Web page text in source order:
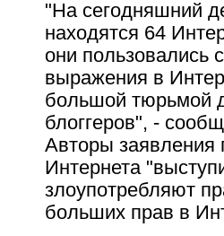
"На сегодняшний
находятся 64
они пользовались
выражения в
большой тюрьмой
блоггеров", -
Авторы заявления
Интернета
злоупотребляют
больших прав в